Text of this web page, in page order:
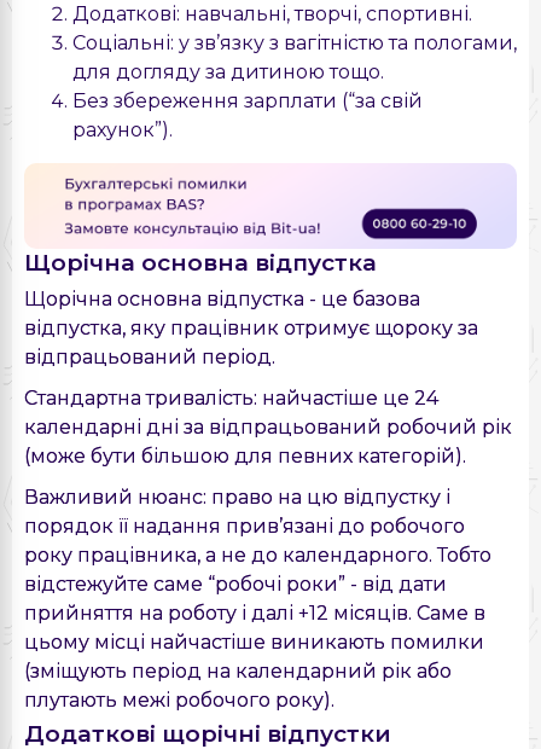
Додаткові: навчальні, творчі, спортивні.
Соціальні: у зв’язку з вагітністю та пологами,
для догляду за дитиною тощо.
Без збереження зарплати (“за свій
рахунок”).
Щорічна основна відпустка
Щорічна основна відпустка - це базова
відпустка, яку працівник отримує щороку за
відпрацьований період.
Стандартна тривалість: найчастіше це 24
календарні дні за відпрацьований робочий рік
(може бути більшою для певних категорій).
Важливий нюанс: право на цю відпустку і
порядок її надання прив’язані до робочого
року працівника, а не до календарного. Тобто
відстежуйте саме “робочі роки” - від дати
прийняття на роботу і далі +12 місяців. Саме в
цьому місці найчастіше виникають помилки
(зміщують період на календарний рік або
плутають межі робочого року).
Додаткові щорічні відпустки